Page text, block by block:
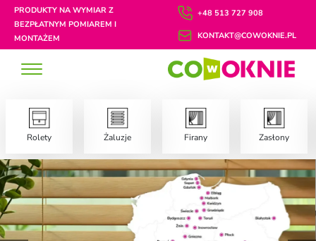
PRODUKTY NA WYMIAR Z
BEZPŁATNYM POMIAREM I
MONTAŻEM
+48 513 727 908
KONTAKT@COWOKNIE.PL
Rolety Żaluzje Firany Zasłony